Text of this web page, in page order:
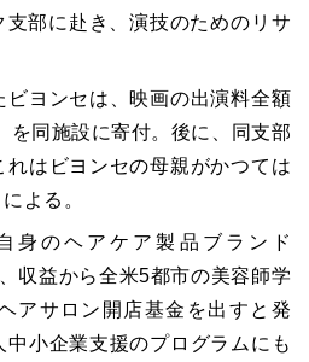
部に赴き、演技のためのリサ
ビヨンセは、映画の出演料全額
を同施設に寄付。後に、同支部
れはビヨンセの母親がかつては
よる。
身のヘアケア製品ブランド
収益から全米5都市の美容師学
アサロン開店基金を出すと発
小企業支援のプログラムにも